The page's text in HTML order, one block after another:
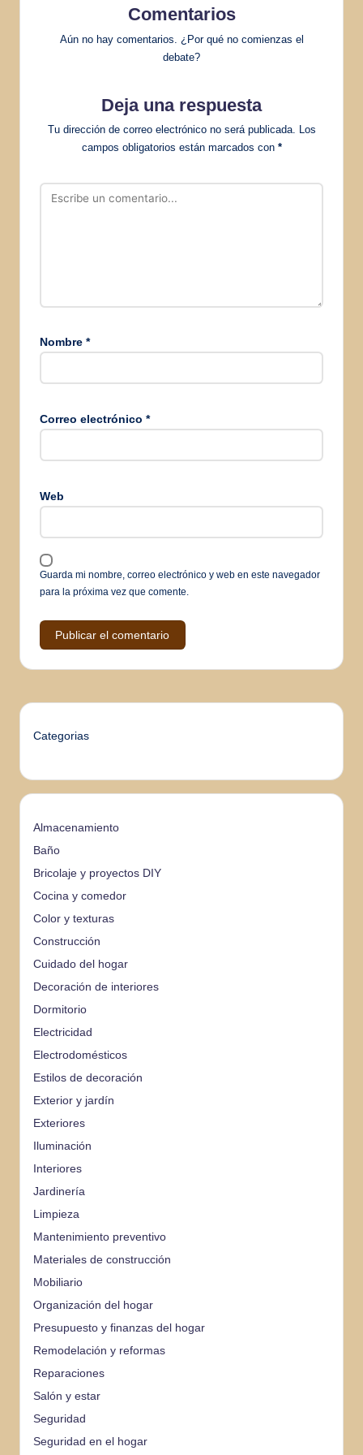
Comentarios
Aún no hay comentarios. ¿Por qué no comienzas el
debate?
Deja una respuesta
Tu dirección de correo electrónico no será publicada. Los
campos obligatorios están marcados con *
Nombre *
Correo electrónico *
Web
Guarda mi nombre, correo electrónico y web en este navegador
para la próxima vez que comente.
Categorias
Almacenamiento
Baño
Bricolaje y proyectos DIY
Cocina y comedor
Color y texturas
Construcción
Cuidado del hogar
Decoración de interiores
Dormitorio
Electricidad
Electrodomésticos
Estilos de decoración
Exterior y jardín
Exteriores
Iluminación
Interiores
Jardinería
Limpieza
Mantenimiento preventivo
Materiales de construcción
Mobiliario
Organización del hogar
Presupuesto y finanzas del hogar
Remodelación y reformas
Reparaciones
Salón y estar
Seguridad
Seguridad en el hogar